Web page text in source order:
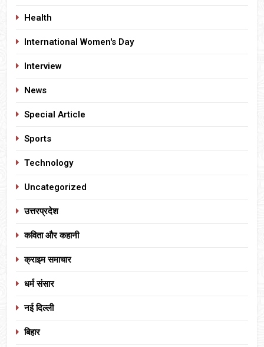
Health
International Women's Day
Interview
News
Special Article
Sports
Technology
Uncategorized
उत्तरप्रदेश
कविता और कहानी
क्राइम समाचार
धर्म संसार
नई दिल्ली
बिहार